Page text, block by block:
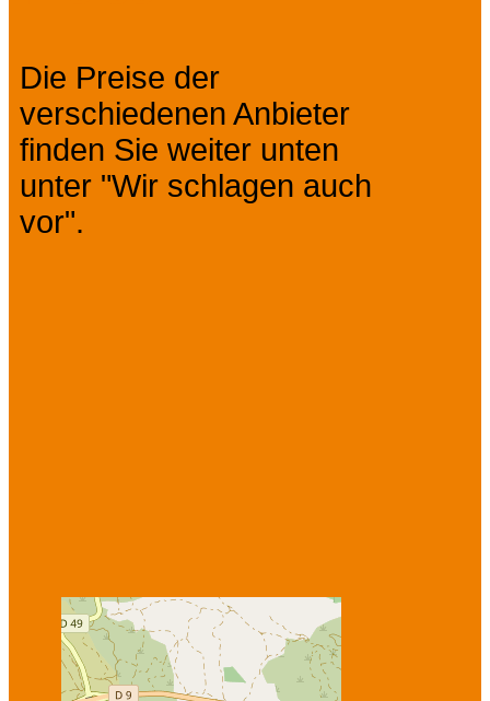
Die Preise der
verschiedenen Anbieter
finden Sie weiter unten
unter "Wir schlagen auch
vor".